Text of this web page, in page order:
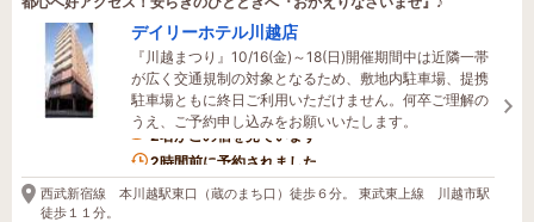
デイリーホテル川越店
『川越まつり』10/16(金)～18(日)開催期間中は近隣一帯
が広く交通規制の対象となるため、敷地内駐車場、提携
駐車場ともに終日ご利用いただけません。何卒ご理解の
うえ、ご予約申し込みをお願いいたします。
2名がこの宿を見ています
2時間前に予約されました
西武新宿線 本川越駅東口（蔵のまち口）徒歩６分。 東武東上線 川越市駅
徒歩１１分。